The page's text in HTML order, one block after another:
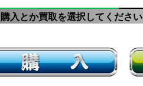
購入とか買取を選択してください